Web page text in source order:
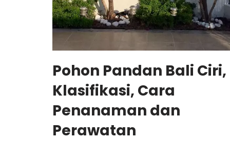
Pohon Pandan Bali Ciri,
Klasifikasi, Cara
Penanaman dan
Perawatan